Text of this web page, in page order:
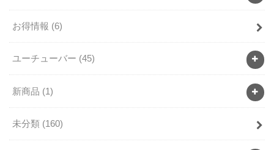
お得情報 (6)
ユーチューバー (45)
新商品 (1)
未分類 (160)